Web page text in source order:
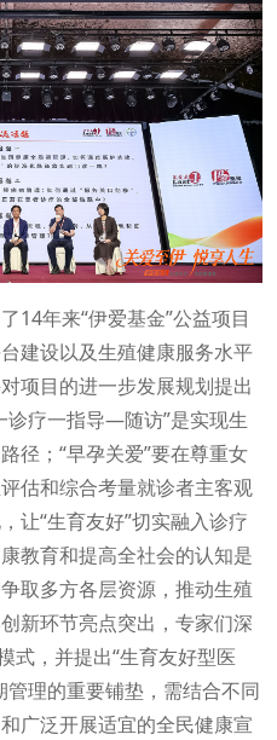
14年来“伊爱基金”公益项目
建设以及生殖健康服务水平
项目的进一步发展规划提出
诊疗一指导—随访”是实现生
径；“早孕关爱”要在尊重女
估和综合考量就诊者主客观
让“生育友好”切实融入诊疗
教育和提高全社会的认知是
取多方各层资源，推动生殖
新环节亮点突出，专家们深
式，并提出“生育友好型医
理的重要铺垫，需结合不同
广泛开展适宜的全民健康宣